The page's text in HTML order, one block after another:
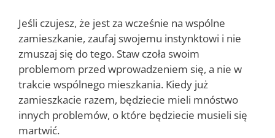
Jeśli czujesz, że jest za wcześnie na wspólne
zamieszkanie, zaufaj swojemu instynktowi i nie
zmuszaj się do tego. Staw czoła swoim
problemom przed wprowadzeniem się, a nie w
trakcie wspólnego mieszkania. Kiedy już
zamieszkacie razem, będziecie mieli mnóstwo
innych problemów, o które będziecie musieli się
martwić.